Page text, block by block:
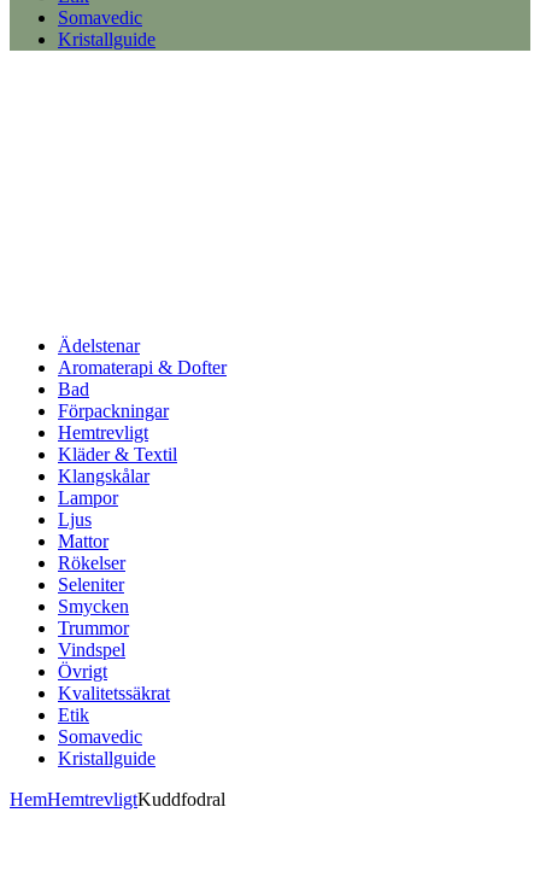
Somavedic
Kristallguide
Ädelstenar
Aromaterapi & Dofter
Bad
Förpackningar
Hemtrevligt
Kläder & Textil
Klangskålar
Lampor
Ljus
Mattor
Rökelser
Seleniter
Smycken
Trummor
Vindspel
Övrigt
Kvalitetssäkrat
Etik
Somavedic
Kristallguide
HemHemtrevligtKuddfodral